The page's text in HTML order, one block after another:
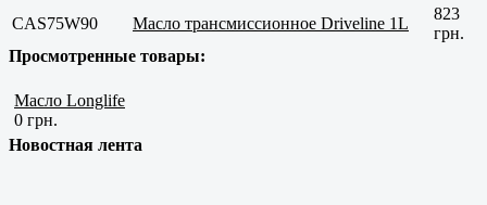
CAS75W90
Масло трансмиссионное Driveline 1L
823
грн.
Просмотренные товары:
Масло Longlife
0 грн.
Новостная лента